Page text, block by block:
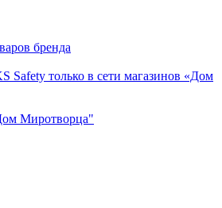
бренда
Safety только в сети магазинов «Дом
Миротворца"